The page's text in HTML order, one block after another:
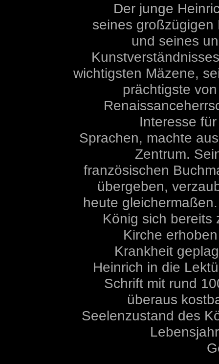
Der junge
seines großzügigen
und seines
wichtigsten Mäzene,
prächtigste
Interesse
Sprachen, machte
Zentrum.
französischen
übergeben,
heute
König sich bereits
Kirche
Krankheit
Heinrich in die
Schrift mit rund
überaus
Seelenzustand des